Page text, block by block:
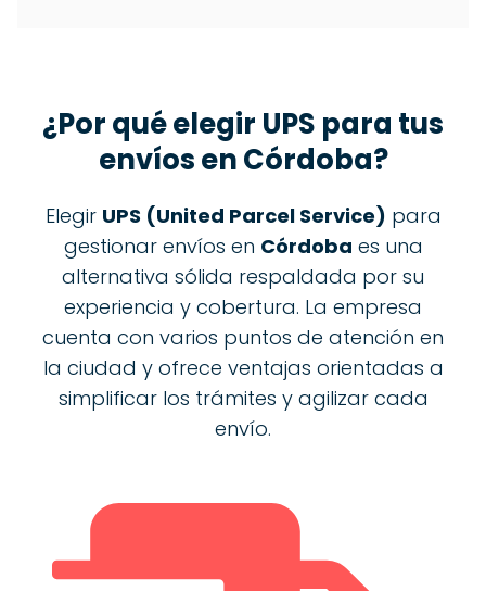
¿Por qué elegir UPS para tus
envíos en Córdoba?
Elegir UPS (United Parcel Service) para
gestionar envíos en Córdoba es una
alternativa sólida respaldada por su
experiencia y cobertura. La empresa
cuenta con varios puntos de atención en
la ciudad y ofrece ventajas orientadas a
simplificar los trámites y agilizar cada
envío.